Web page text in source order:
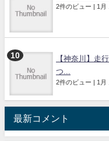
2件のビュー | 1月
【神奈川】走
つ...
2件のビュー | 1月
最新コメント